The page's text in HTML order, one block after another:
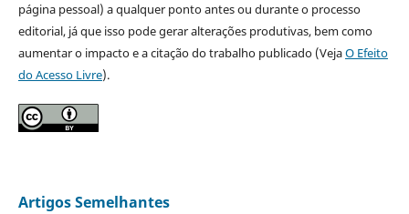
página pessoal) a qualquer ponto antes ou durante o processo
editorial, já que isso pode gerar alterações produtivas, bem como
aumentar o impacto e a citação do trabalho publicado (VejaO Efeito
do Acesso Livre).
Artigos Semelhantes